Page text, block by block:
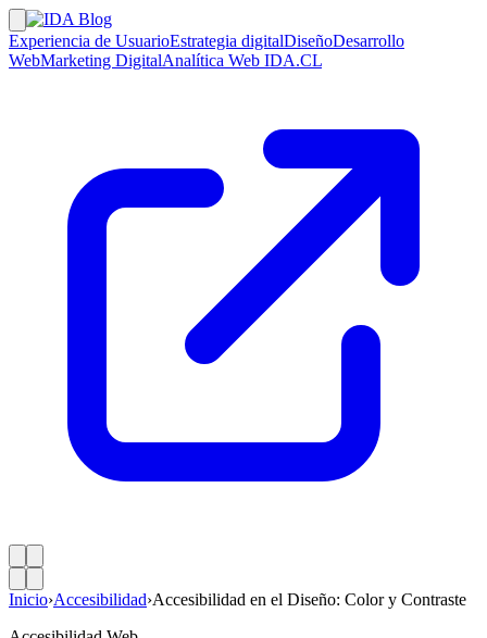
Experiencia de UsuarioEstrategia digitalDiseñoDesarrollo
WebMarketing DigitalAnalítica Web IDA.CL
Inicio›Accesibilidad›Accesibilidad en el Diseño: Color y Contraste